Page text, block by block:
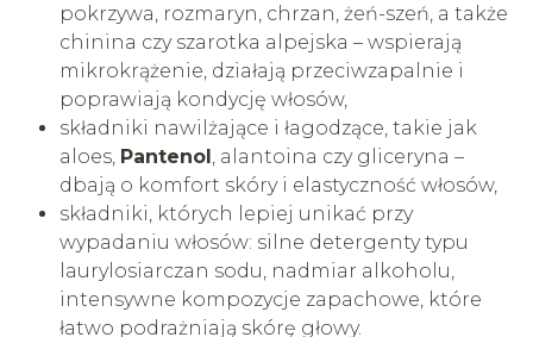
pokrzywa, rozmaryn, chrzan, żeń-szeń, a także
chinina czy szarotka alpejska – wspierają
mikrokrążenie, działają przeciwzapalnie i
poprawiają kondycję włosów,
składniki nawilżające i łagodzące, takie jak
aloes, Pantenol , alantoina czy gliceryna –
dbają o komfort skóry i elastyczność włosów,
składniki, których lepiej unikać przy
wypadaniu włosów: silne detergenty typu
laurylosiarczan sodu, nadmiar alkoholu,
intensywne kompozycje zapachowe, które
łatwo podrażniają skórę głowy.